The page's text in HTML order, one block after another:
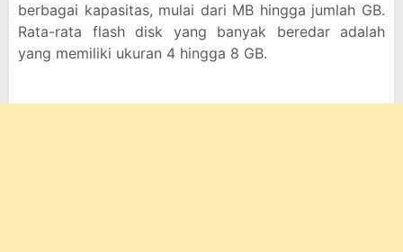
berbagai kapasitas, mulai dari MB hingga jumlah GB.
Rata-rata flash disk yang banyak beredar adalah
yang memiliki ukuran 4 hingga 8 GB.